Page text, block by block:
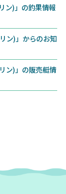
ン)」の釣果情報
ン)」からのお知
ン)」の販売艇情